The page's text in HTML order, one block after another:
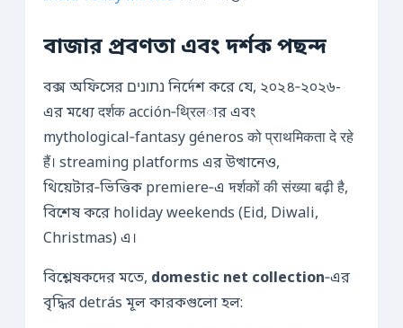
বাজার প্রবণতা এবং দর্শক পছন্দ
বক্স অফিসের נתונים নির্দেশ করে যে, ২০২৪‑২০২৬-
এর মধ্যে दर्शक acción‑थ्रिलার এবং
mythological‑fantasy géneros को प्राथमिकता दे रहे
हैं। streaming platforms এর উত্থানেও,
থিয়েটার‑ভিত্তিক premiere‑এ দर्शकों की संख्या बढ़ी है,
বিশেষ করে holiday weekends (Eid, Diwali,
Christmas) এ।
বিশ্লেষকদের মতে, domestic net collection‑এর
বৃদ্ধির detrás মূল কারকগুলো হল: